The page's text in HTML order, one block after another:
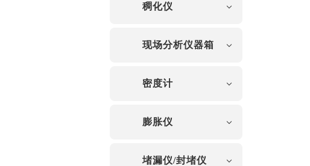
稠化仪
现场分析仪器箱
密度计
膨胀仪
堵漏仪/封堵仪